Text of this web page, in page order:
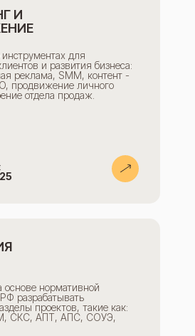
И
для
и развития бизнеса:
реклама, SMM, контент -
продвижение личного
отдела продаж.
основе нормативной
разрабатывать
проектов, такие как:
СКС, АПТ, АПС, СОУЭ,